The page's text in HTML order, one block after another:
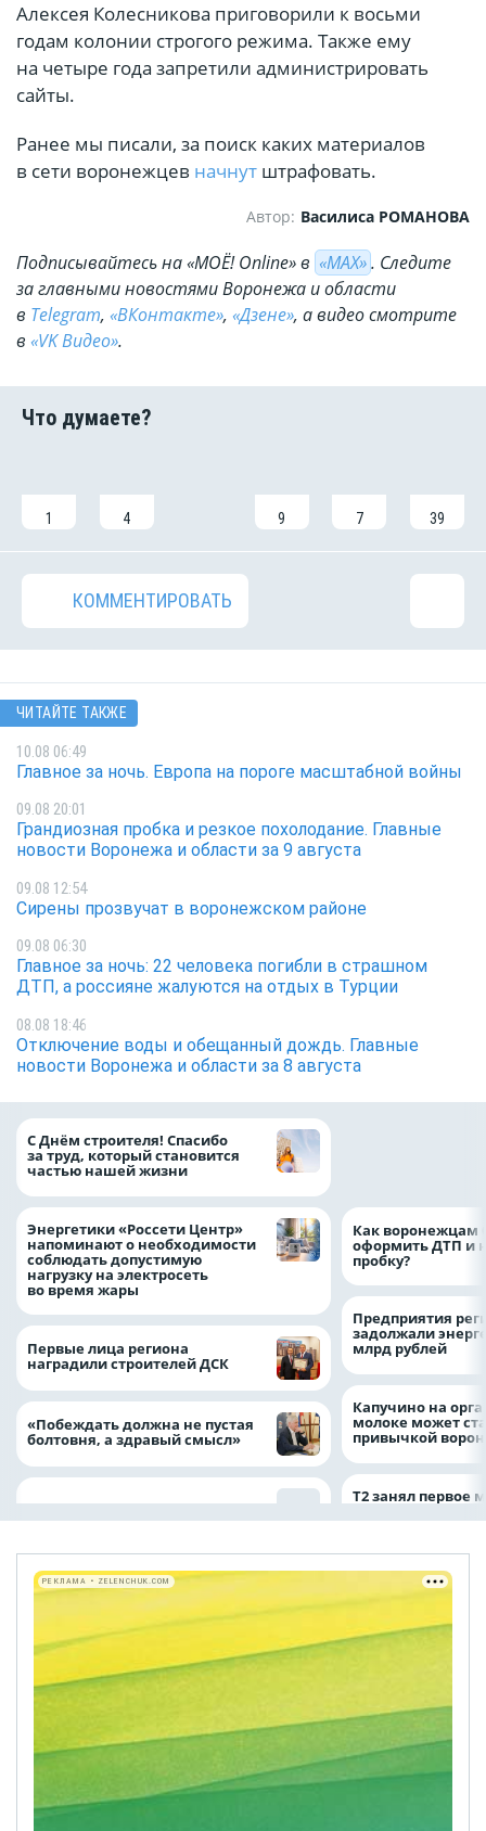
Алексея Колесникова приговорили к восьми
годам колонии строгого режима. Также ему
на четыре года запретили администрировать
сайты.
Ранее мы писали, за поиск каких материалов
в сети воронежцев начнут штрафовать.
Автор: Василиса РОМАНОВА
Подписывайтесь на «МОЁ! Online» в «МАХ». Cледите
за главными новостями Воронежа и области
в Telegram, «ВКонтакте», «Дзене», а видео смотрите
в «VK Видео».
1 4 9 7 39
КОММЕНТИРОВАТЬ
ЧИТАЙТЕ ТАКЖЕ
10.08 06:49
Главное за ночь. Европа на пороге масштабной войны
09.08 20:01
Грандиозная пробка и резкое похолодание. Главные
новости Воронежа и области за 9 августа
09.08 12:54
Сирены прозвучат в воронежском районе
09.08 06:30
Главное за ночь: 22 человека погибли в страшном
ДТП, а россияне жалуются на отдых в Турции
08.08 18:46
Отключение воды и обещанный дождь. Главные
новости Воронежа и области за 8 августа
С Днём строителя! Спасибо
за труд, который становится
частью нашей жизни
Энергетики «Россети Центр»
напоминают о необходимости
соблюдать допустимую
нагрузку на электросеть
во время жары
Первые лица региона
наградили строителей ДСК
«Побеждать должна не пустая
болтовня, а здравый смысл»
Как воронежцам
оформить ДТП и
пробку?
Предприятия
задолжали
млрд рублей
Капучино на
молоке может
привычкой
Т2 занял первое
РЕКЛАМА • ZELENCHUK.COM